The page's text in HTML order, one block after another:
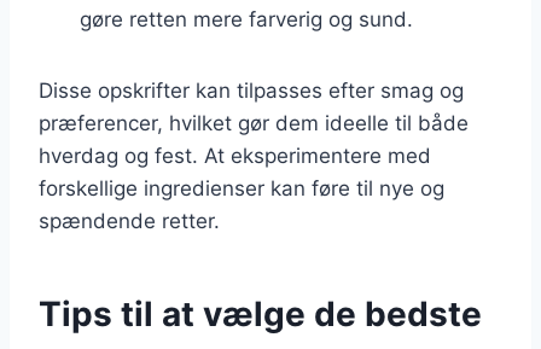
gøre retten mere farverig og sund.
Disse opskrifter kan tilpasses efter smag og
præferencer, hvilket gør dem ideelle til både
hverdag og fest. At eksperimentere med
forskellige ingredienser kan føre til nye og
spændende retter.
Tips til at vælge de bedste